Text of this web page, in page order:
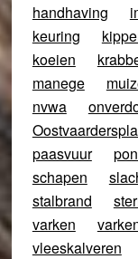
handhaving
keuring
koeien
manege
nvwa
paasvuur
schapen
stalbrand
varken
vleeskalveren